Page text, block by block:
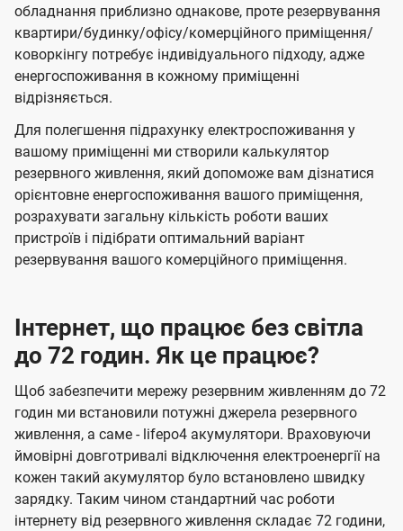
обладнання приблизно однакове, проте резервування
квартири/будинку/офісу/комерційного приміщення/
коворкінгу потребує індивідуального підходу, адже
енергоспоживання в кожному приміщенні
відрізняється.
Для полегшення підрахунку електроспоживання у
вашому приміщенні ми створили калькулятор
резервного живлення, який допоможе вам дізнатися
орієнтовне енергоспоживання вашого приміщення,
розрахувати загальну кількість роботи ваших
пристроїв і підібрати оптимальний варіант
резервування вашого комерційного приміщення.
Інтернет, що працює без світла
до 72 годин. Як це працює?
Щоб забезпечити мережу резервним живленням до 72
годин ми встановили потужні джерела резервного
живлення, а саме - lifepo4 акумулятори. Враховуючи
ймовірні довготривалі відключення електроенергії на
кожен такий акумулятор було встановлено швидку
зарядку. Таким чином стандартний час роботи
інтернету від резервного живлення складає 72 години,